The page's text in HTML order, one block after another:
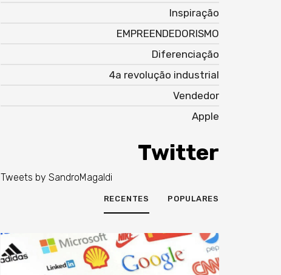
Inspiração
EMPREENDEDORISMO
Diferenciação
4a revolução industrial
Vendedor
Apple
Twitter
Tweets by SandroMagaldi
POPULARES
RECENTES